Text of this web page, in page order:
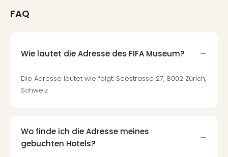
FAQ
Wie lautet die Adresse des FIFA Museum?
Die Adresse lautet wie folgt: Seestrasse 27, 8002 Zürich,
Schweiz
Wo finde ich die Adresse meines
gebuchten Hotels?